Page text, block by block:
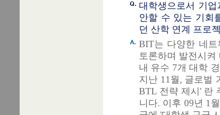
대학생으로서 기
안할 수 있는 기회
던 산학 연계 프로
BIT는 다양한 네
토론하며 발전시
내 유수 7개 대학
지난 11월, 글로벌
BTL 전략 제시' 란
니다. 이후 09년 1